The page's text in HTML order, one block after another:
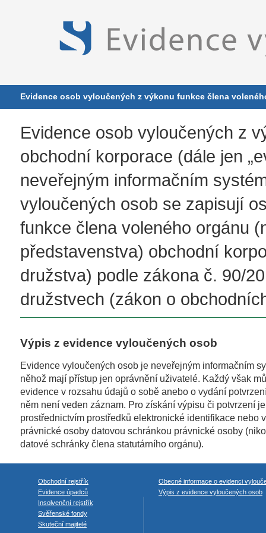
Evidence osob vyloučených z výkonu funkce člena
Evidence osob vyloučených z
obchodní korporace (dále jen
neveřejným informačním
vyloučených osob se zapisují
funkce člena voleného orgánu
představenstva) obchodní
družstva) podle zákona č. 90/
družstvech (zákon o
Výpis z evidence vyloučených osob
Evidence vyloučených osob je neveřejným informačním
něhož mají přístup jen oprávnění uživatelé. Každý však
evidence v rozsahu údajů o sobě anebo o vydání
něm není veden záznam. Pro získání výpisu či potvrzení
prostřednictvím prostředků elektronické identifikace nebo
právnické osoby datovou schránkou právnické osoby
datové schránky člena statutárního orgánu).
Obchodní rejstřík
Evidence úpadců
Insolvenční rejstřík
Svěřenské fondy
Skuteční majitelé
Obecné informace o evidenci
Výpis z evidence vyloučených osob